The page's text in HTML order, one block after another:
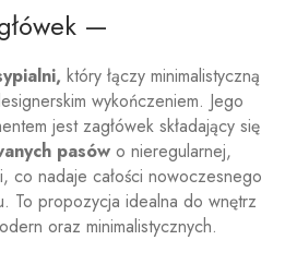
—
który łączy minimalistyczną
wykończeniem. Jego
jest zagłówek składający się
pasów o nieregularnej,
co nadaje całości nowoczesnego
To propozycja idealna do wnętrz
oraz minimalistycznych.